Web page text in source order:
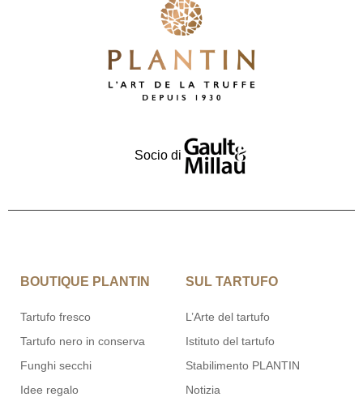
Socio di
BOUTIQUE PLANTIN
Tartufo fresco
Tartufo nero in conserva
Funghi secchi
Idee regalo
SUL TARTUFO
L’Arte del tartufo
Istituto del tartufo
Stabilimento PLANTIN
Notizia